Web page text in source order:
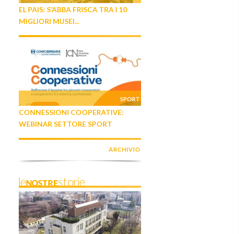
EL PAIS: S’ABBA FRISCA TRA I 10
MIGLIORI MUSEI...
SPORT
CONNESSIONI COOPERATIVE:
WEBINAR SETTORE SPORT
ARCHIVIO
leNOSTREstorie